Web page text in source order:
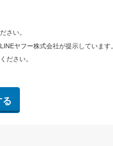
さい。
ヤフー株式会社が提示しています。
ださい。